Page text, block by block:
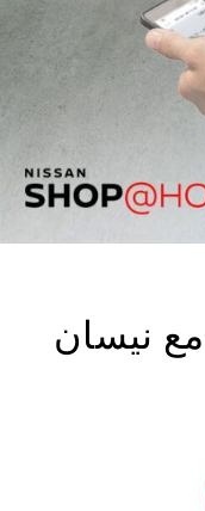
نيسان